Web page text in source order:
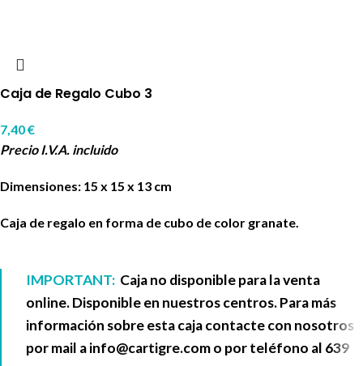
Caja de Regalo Cubo 3
7,40€
Precio I.V.A. incluido
Dimensiones: 15 x 15 x 13 cm
Caja de regalo en forma de cubo de color granate.
IMPORTANT: Caja no disponible para la venta
online. Disponible en nuestros centros. Para más
información sobre esta caja contacte con nosotros
por mail ainfo@cartigre.como por teléfono al 639